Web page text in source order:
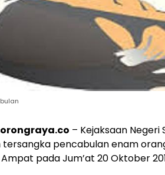
– Kejaksaan
tersangka pencabulan enam
pada Jum’at 20 Oktober